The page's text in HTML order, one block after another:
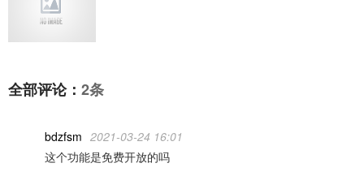
全部评论： 2条
bdzfsm 2021-03-24 16:01
这个功能是免费开放的吗